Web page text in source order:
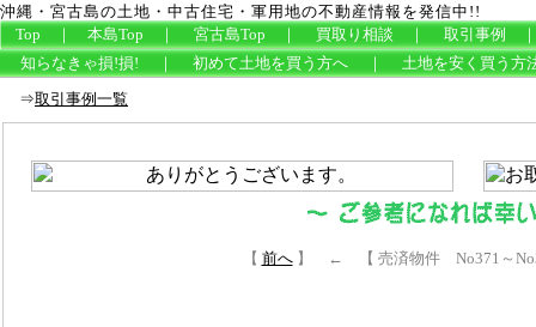
沖縄・宮古島の土地・中古住宅・軍用地の不動産情報を発信中!!
Top ｜ 本島Top ｜ 宮古島Top ｜ 買取り相談 ｜ 取引事例
知らなきゃ損!損! ｜ 初めて土地を買う方へ｜ 土地を安く買う方
⇒取引事例一覧
【 前へ】 ← 【 売済物件 No371～